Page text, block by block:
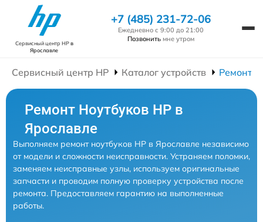
Сервисный центр HPв
Ярославле
+7 (485) 231-72-06
Ежедневно с 9:00 до 21:00
Позвонить мне утром
Сервисный центр HP Каталог устройств Ремонт
Ремонт Ноутбуков HP в
Ярославле
Выполняем ремонт ноутбуков HP в Ярославле независимо
от модели и сложности неисправности. Устраняем поломки,
заменяем неисправные узлы, используем оригинальные
запчасти и проводим полную проверку устройства после
ремонта. Предоставляем гарантию на выполненные
работы.